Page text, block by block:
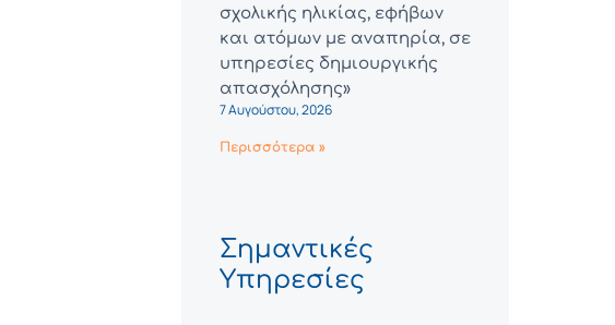
σχολικής ηλικίας, εφήβων
και ατόμων με αναπηρία, σε
υπηρεσίες δημιουργικής
απασχόλησης»
7 Αυγούστου, 2026
Περισσότερα »
Σημαντικές
Υπηρεσίες